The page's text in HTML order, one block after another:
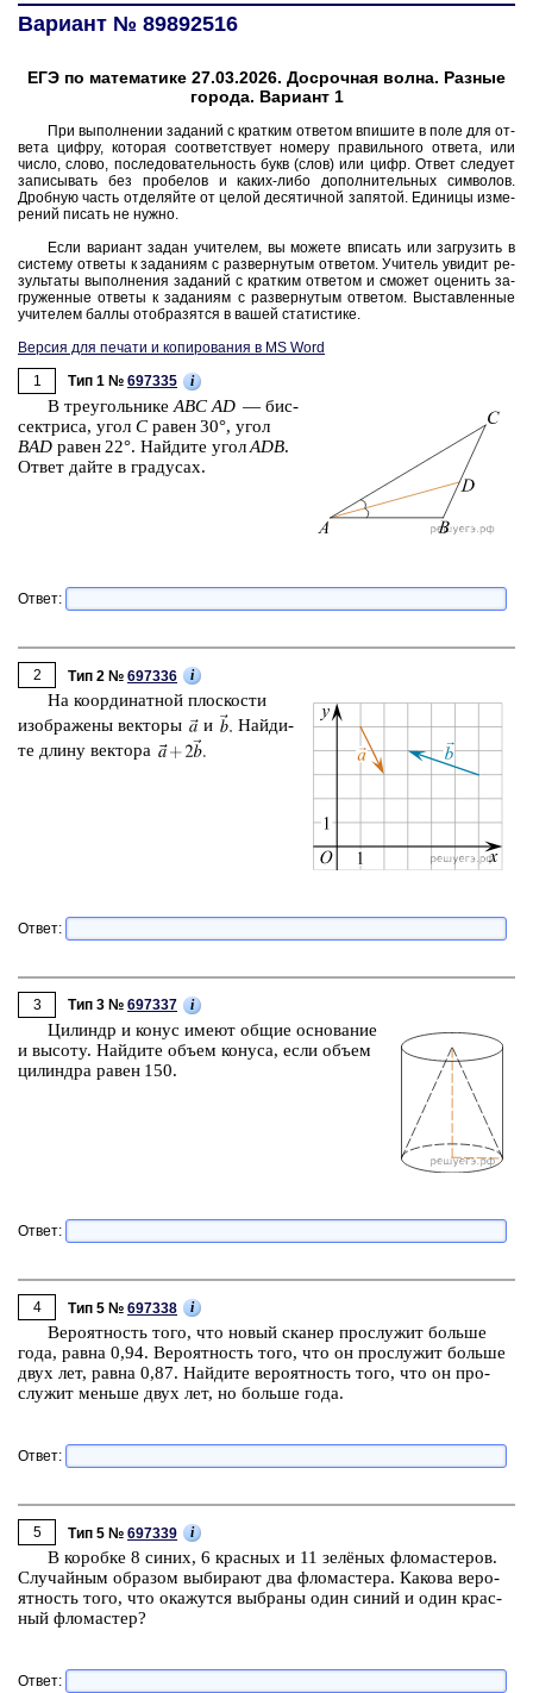
Вариант № 89892516
ЕГЭ по математике 27.03.2026. Досрочная волна. Разные
города. Вариант 1
При вы­пол­не­нии за­да­ний с крат­ким от­ве­том впи­ши­те в поле для от­
ве­та цифру, ко­то­рая со­от­вет­ству­ет но­ме­ру пра­виль­но­го от­ве­та, или
число, слово, по­сле­до­ва­тель­ность букв (слов) или цифр. Ответ сле­ду­ет
за­пи­сы­вать без про­бе­лов и каких-либо до­пол­ни­тель­ных сим­во­лов.
Дроб­ную часть от­де­ляй­те от целой де­ся­тич­ной за­пя­той. Еди­ни­цы из­ме­
ре­ний пи­сать не нужно.
Если ва­ри­ант задан учи­те­лем, вы мо­же­те впи­сать или за­гру­зить в
си­сте­му от­ве­ты к за­да­ни­ям с раз­вер­ну­тым от­ве­том. Учи­тель уви­дит ре­
зуль­та­ты вы­пол­не­ния за­да­ний с крат­ким от­ве­том и смо­жет оце­нить за­
гру­жен­ные от­ве­ты к за­да­ни­ям с раз­вер­ну­тым от­ве­том. Вы­став­лен­ные
учи­те­лем баллы отоб­ра­зят­ся в вашей ста­ти­сти­ке.
Версия для печати и копирования в MS Word
1
Тип 1 № 697335 i
В тре­уголь­ни­ке ABC AD — бис­
сек­три­са, угол C равен 30°, угол
BAD равен 22°. Най­ди­те уголADB.
Ответ дайте в гра­ду­сах.
Ответ:
2 Тип 2 № 697336 i
На ко­ор­ди­нат­ной плос­ко­сти
изоб­ра­же­ны век­то­ры
и
Най­ди­
те длину век­то­ра
Ответ:
3 Тип 3 № 697337 i
Ци­линдр и конус имеют общие ос­но­ва­ние
и вы­со­ту. Най­ди­те объем ко­ну­са, если объем
ци­лин­дра равен 150.
Ответ:
4 Тип 5 № 697338 i
Ве­ро­ят­ность того, что новый ска­нер про­слу­жит боль­ше
года, равна 0,94. Ве­ро­ят­ность того, что он про­слу­жит боль­ше
двух лет, равна 0,87. Най­ди­те ве­ро­ят­ность того, что он про­
слу­жит мень­ше двух лет, но боль­ше года.
Ответ:
5 Тип 5 № 697339 i
В ко­роб­ке 8 синих, 6 крас­ных и 11 зелёных фло­ма­сте­ров.
Слу­чай­ным об­ра­зом вы­би­ра­ют два фло­ма­сте­ра. Ка­ко­ва ве­ро­
ят­ность того, что ока­жут­ся вы­бра­ны один синий и один крас­
ный фло­ма­стер?
Ответ: